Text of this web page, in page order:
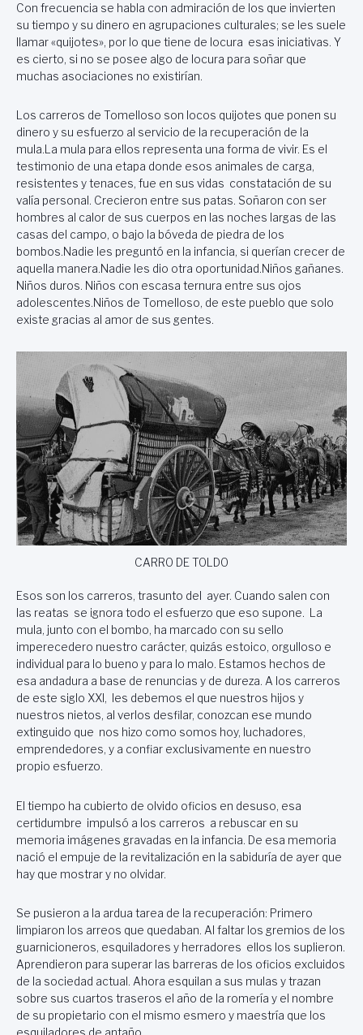
Con frecuencia se habla con admiración de los que invierten
su tiempo y su dinero en agrupaciones culturales; se les suele
llamar «quijotes», por lo que tiene de locura esas iniciativas. Y
es cierto, si no se posee algo de locura para soñar que
muchas asociaciones no existirían.
Los carreros de Tomelloso son locos quijotes que ponen su
dinero y su esfuerzo al servicio de la recuperación de la
mula.La mula para ellos representa una forma de vivir. Es el
testimonio de una etapa donde esos animales de carga,
resistentes y tenaces, fue en sus vidas constatación de su
valía personal. Crecieron entre sus patas. Soñaron con ser
hombres al calor de sus cuerpos en las noches largas de las
casas del campo, o bajo la bóveda de piedra de los
bombos.Nadie les preguntó en la infancia, si querían crecer de
aquella manera.Nadie les dio otra oportunidad.Niños gañanes.
Niños duros. Niños con escasa ternura entre sus ojos
adolescentes.Niños de Tomelloso, de este pueblo que solo
existe gracias al amor de sus gentes.
CARRO DE TOLDO
Esos son los carreros, trasunto del ayer. Cuando salen con
las reatas se ignora todo el esfuerzo que eso supone. La
mula, junto con el bombo, ha marcado con su sello
imperecedero nuestro carácter, quizás estoico, orgulloso e
individual para lo bueno y para lo malo. Estamos hechos de
esa andadura a base de renuncias y de dureza. A los carreros
de este siglo XXI, les debemos el que nuestros hijos y
nuestros nietos, al verlos desfilar, conozcan ese mundo
extinguido que nos hizo como somos hoy, luchadores,
emprendedores, y a confiar exclusivamente en nuestro
propio esfuerzo.
El tiempo ha cubierto de olvido oficios en desuso, esa
certidumbre impulsó a los carreros a rebuscar en su
memoria imágenes gravadas en la infancia. De esa memoria
nació el empuje de la revitalización en la sabiduría de ayer que
hay que mostrar y no olvidar.
Se pusieron a la ardua tarea de la recuperación: Primero
limpiaron los arreos que quedaban. Al faltar los gremios de los
guarnicioneros, esquiladores y herradores ellos los suplieron.
Aprendieron para superar las barreras de los oficios excluidos
de la sociedad actual. Ahora esquilan a sus mulas y trazan
sobre sus cuartos traseros el año de la romería y el nombre
de su propietario con el mismo esmero y maestría que los